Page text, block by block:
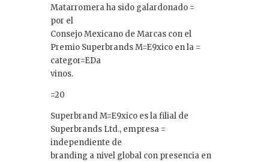
Matarromera ha sido galardonado =
por el
Consejo Mexicano de Marcas con el
Premio Superbrands M=E9xico en la =
categor=EDa
vinos.
=20
Superbrand M=E9xico es la filial de
Superbrands Ltd., empresa =
independiente de
branding a nivel global con presencia en